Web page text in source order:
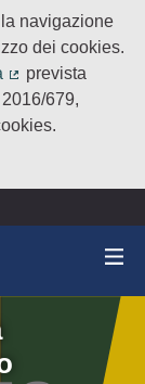
navigazione
dei cookies.
(Collegamento
prevista
679,